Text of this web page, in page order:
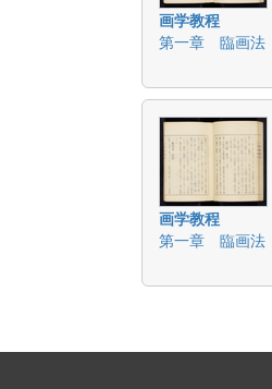
画学教程
第一章 臨画法
画学教程
第一章 臨画法